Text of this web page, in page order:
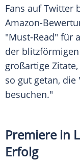
Fans aufTwitter
Amazon-
"Must-Read" für
der
großartige
so gut getan, die '
besuchen."
Premiere in
Erfolg